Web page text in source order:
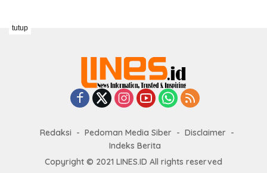
Redaksi Pedoman Media Siber
Disclaimer
Indeks Berita
Copyright © 2021 LINES.ID All rights reserved
tutup